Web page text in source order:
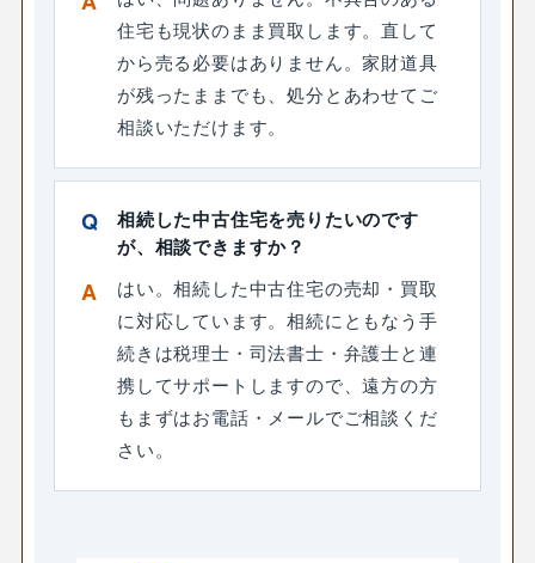
住宅も現状のまま買取します。直して
から売る必要はありません。家財道具
が残ったままでも、処分とあわせてご
相談いただけます。
相続した中古住宅を売りたいのです
が、相談できますか？
はい。相続した中古住宅の売却・買取
に対応しています。相続にともなう手
続きは税理士・司法書士・弁護士と連
携してサポートしますので、遠方の方
もまずはお電話・メールでご相談くだ
さい。